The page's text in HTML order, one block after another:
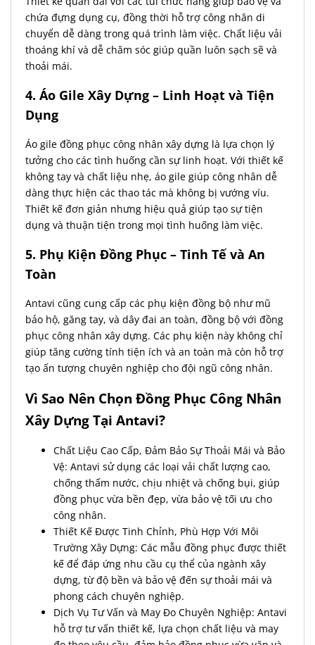
chứa đựng dụng cụ, đồng thời hỗ trợ công nhân di
chuyển dễ dàng trong quá trình làm việc. Chất liệu vải
thoáng khí và dễ chăm sóc giúp quần luôn sạch sẽ và
thoải mái.
4. Áo Gile Xây Dựng – Linh Hoạt và Tiện
Dụng
Áo gile đồng phục công nhân xây dựng là lựa chọn lý
tưởng cho các tình huống cần sự linh hoạt. Với thiết kế
không tay và chất liệu nhẹ, áo gile giúp công nhân dễ
dàng thực hiện các thao tác mà không bị vướng víu.
Thiết kế đơn giản nhưng hiệu quả giúp tạo sự tiện
dụng và thuận tiện trong mọi tình huống làm việc.
5. Phụ Kiện Đồng Phục – Tinh Tế và An
Toàn
Antavi cũng cung cấp các phụ kiện đồng bộ như mũ
bảo hộ, găng tay, và dây đai an toàn, đồng bộ với đồng
phục công nhân xây dựng. Các phụ kiện này không chỉ
giúp tăng cường tính tiện ích và an toàn mà còn hỗ trợ
tạo ấn tượng chuyên nghiệp cho đội ngũ công nhân.
Vì Sao Nên Chọn Đồng Phục Công Nhân
Xây Dựng Tại Antavi?
Chất Liệu Cao Cấp, Đảm Bảo Sự Thoải Mái và Bảo
Vệ: Antavi sử dụng các loại vải chất lượng cao,
chống thấm nước, chịu nhiệt và chống bụi, giúp
đồng phục vừa bền đẹp, vừa bảo vệ tối ưu cho
công nhân.
Thiết Kế Được Tinh Chỉnh, Phù Hợp Với Môi
Trường Xây Dựng: Các mẫu đồng phục được thiết
kế để đáp ứng nhu cầu cụ thể của ngành xây
dựng, từ độ bền và bảo vệ đến sự thoải mái và
phong cách chuyên nghiệp.
Dịch Vụ Tư Vấn và May Đo Chuyên Nghiệp: Antavi
hỗ trợ tư vấn thiết kế, lựa chọn chất liệu và may